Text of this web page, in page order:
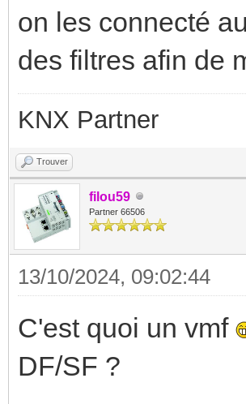
on les connecté
des filtres afin de
KNX Partner
Trouver
filou59
Partner 66506
13/10/2024, 09:02:44
C'est quoi un vmf
DF/SF ?